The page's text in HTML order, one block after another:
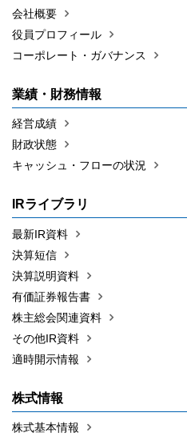
会社概要
役員プロフィール
コーポレート・ガバナンス
業績・財務情報
経営成績
財政状態
キャッシュ・フローの状況
IRライブラリ
最新IR資料
決算短信
決算説明資料
有価証券報告書
株主総会関連資料
その他IR資料
適時開示情報
株式情報
株式基本情報